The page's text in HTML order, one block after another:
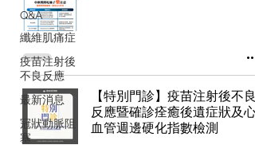
Q&A
纖維肌痛症
疫苗注射後
不良反應
最新消息
冠狀動脈阻
塞
【特別門診】疫苗注射後不良
反應暨確診痊癒後遺症狀及心
血管週邊硬化指數檢測